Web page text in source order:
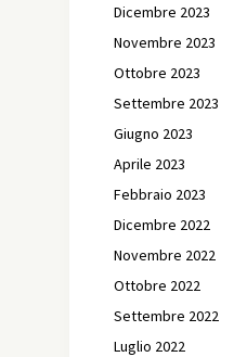
Dicembre 2023
Novembre 2023
Ottobre 2023
Settembre 2023
Giugno 2023
Aprile 2023
Febbraio 2023
Dicembre 2022
Novembre 2022
Ottobre 2022
Settembre 2022
Luglio 2022